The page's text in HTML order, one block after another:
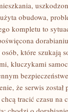
obudowa,
kompletu to
które szukają
kluczykami
że serwis
tracić czasu na